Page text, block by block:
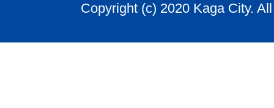
Copyright (c) 2020 Kaga City.